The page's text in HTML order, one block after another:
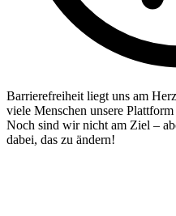
Barrierefreiheit liegt uns am
viele Menschen unsere
Noch sind wir nicht am Ziel –
dabei, das zu ändern!